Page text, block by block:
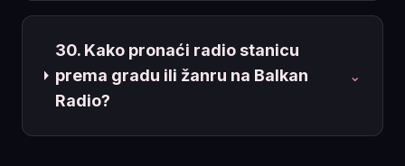
30. Kako pronaći radio stanicu
prema gradu ili žanru na Balkan
Radio?
⌄